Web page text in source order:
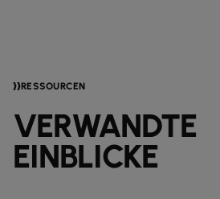
RESSOURCEN
VERWANDTE
EINBLICKE